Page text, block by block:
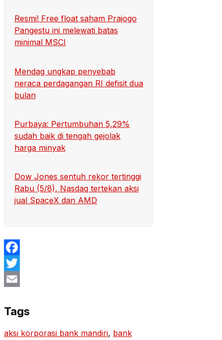
Resmi! Free float saham Prajogo
Pangestu ini melewati batas
minimal MSCI
Mendag ungkap penyebab
neraca perdagangan RI defisit dua
bulan
Purbaya: Pertumbuhan 5,29%
sudah baik di tengah gejolak
harga minyak
Dow Jones sentuh rekor tertinggi
Rabu (5/8), Nasdaq tertekan aksi
jual SpaceX dan AMD
Facebook
Twitter
Tags
aksi korporasi bank mandiri, bank